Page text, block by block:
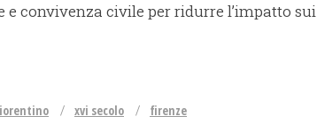
convivenza civile per ridurre l’impatto sui
xvi secolo firenze